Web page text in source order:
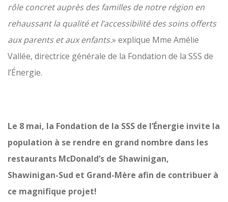
rôle concret auprès des familles de notre région en
rehaussant la qualité et l’accessibilité des soins offerts
aux parents et aux enfants.» explique Mme Amélie
Vallée, directrice générale de la Fondation de la SSS de
l’Énergie.
Le 8 mai, la Fondation de la SSS de l’Énergie invite la
population à se rendre en grand nombre dans les
restaurants McDonald’s de Shawinigan,
Shawinigan-Sud et Grand-Mère afin de contribuer à
ce magnifique projet!